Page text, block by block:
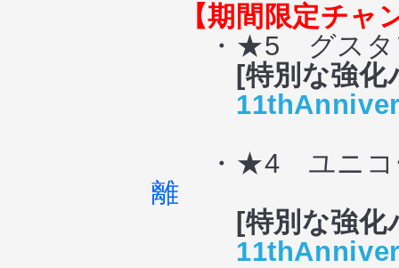
【期間限定チ
・★5 グスタ
[特別な強化
・★4 ユニコ
離
[特別な強化